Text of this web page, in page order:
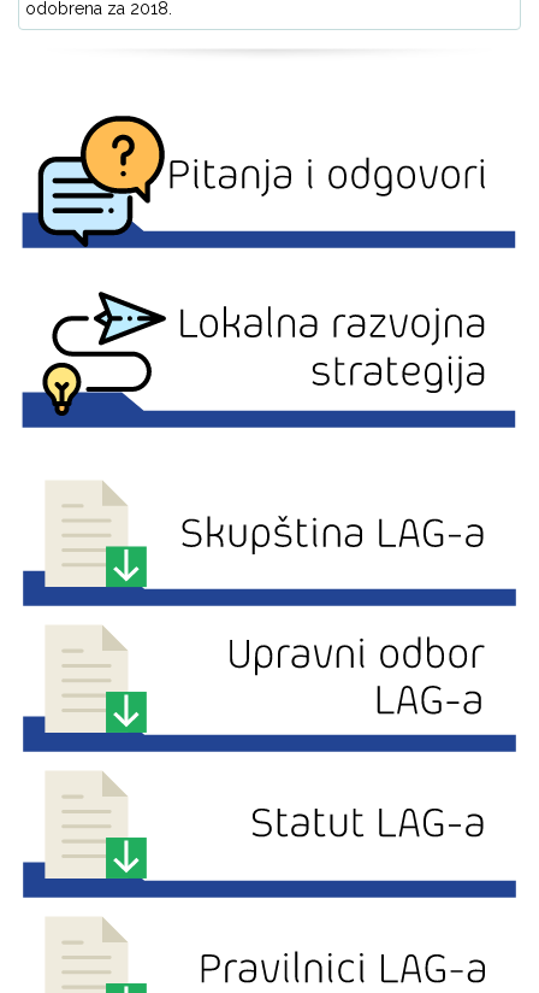
odobrena za 2018.